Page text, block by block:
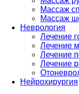
Массаж
Массаж
Неврология
Лечение
Лечение
Лечение
Лечение
Нейрохирургия